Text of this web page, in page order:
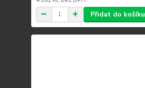
Přidat do košíku